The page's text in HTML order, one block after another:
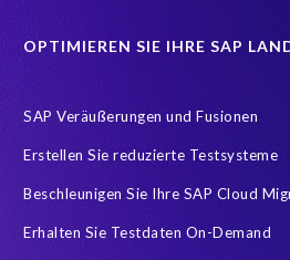
OPTIMIEREN SIE IHRE SAP
SAP Veräußerungen und Fusionen
Erstellen Sie reduzierte Testsysteme
Beschleunigen Sie Ihre SAP Cloud
Erhalten Sie Testdaten On-Demand